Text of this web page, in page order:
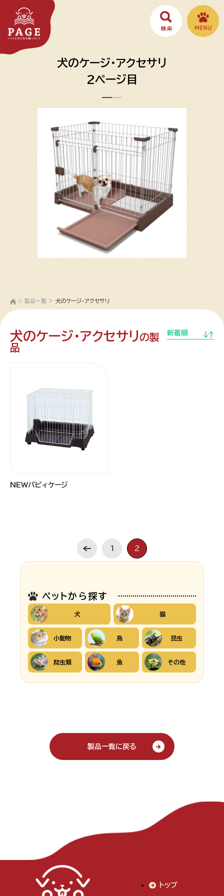
犬のケージ・アクセサリ
2ページ目
> 製品一覧 > 犬のケージ・アクセサリ
犬のケージ・アクセサリ の製
品
新着順
NEWパピィケージ
1 2
ペットから探す
犬 猫
小動物 鳥 昆虫
爬虫類 魚 その他
製品一覧に戻る
トップ